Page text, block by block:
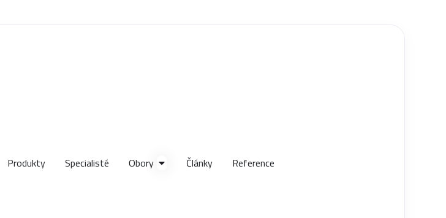
Produkty Specialisté Obory Články Reference